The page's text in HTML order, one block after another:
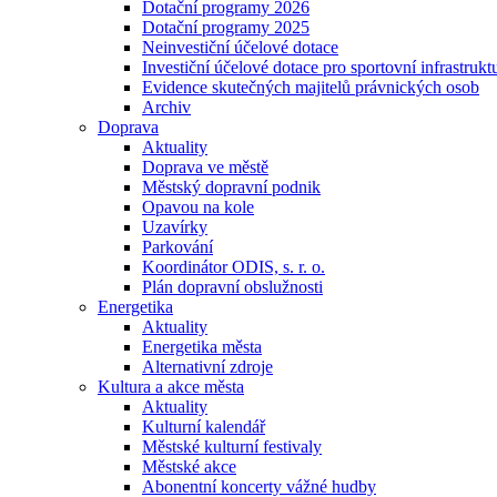
Dotační programy 2026
Dotační programy 2025
Neinvestiční účelové dotace
Investiční účelové dotace pro sportovní
Evidence skutečných majitelů právnických osob
Archiv
Doprava
Aktuality
Doprava ve městě
Městský dopravní podnik
Opavou na kole
Uzavírky
Parkování
Koordinátor ODIS, s. r. o.
Plán dopravní obslužnosti
Energetika
Aktuality
Energetika města
Alternativní zdroje
Kultura a akce města
Aktuality
Kulturní kalendář
Městské kulturní festivaly
Městské akce
Abonentní koncerty vážné hudby